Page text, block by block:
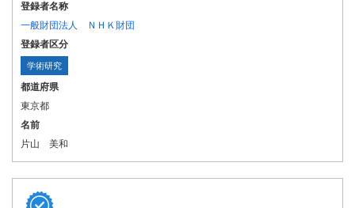
登録者名称
一般財団法人 ＮＨＫ財団
登録者区分
学術研究
都道府県
東京都
名前
片山 美和